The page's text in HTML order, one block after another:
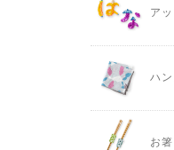
ア
ハ
お箸